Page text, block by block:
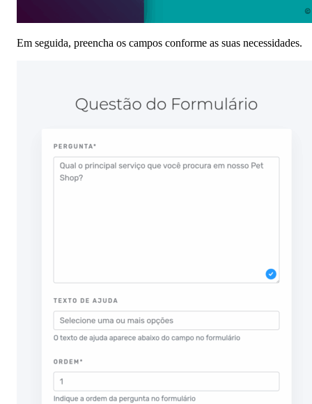
Em seguida, preencha os campos conforme as suas necessidades.